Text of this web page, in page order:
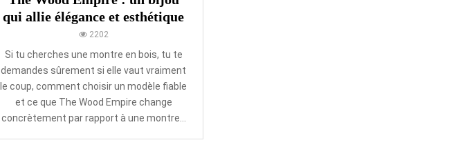
qui allie élégance et esthétique
2202
Si tu cherches une montre en bois, tu te
demandes sûrement si elle vaut vraiment
le coup, comment choisir un modèle fiable
et ce que The Wood Empire change
concrètement par rapport à une montre...